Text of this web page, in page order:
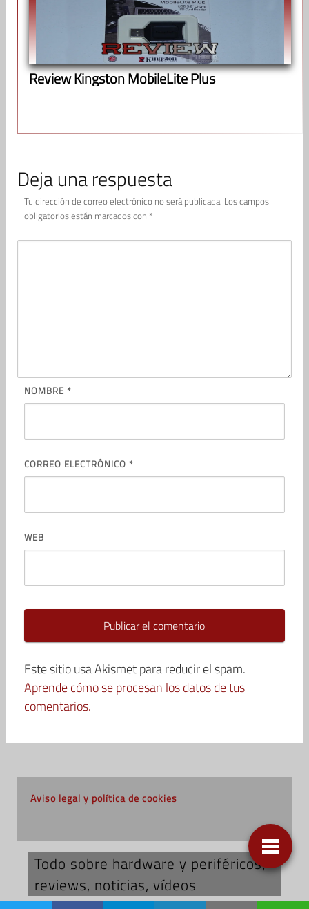
Review Kingston MobileLite Plus
Deja una respuesta
Tu dirección de correo electrónico no será publicada. Los campos
obligatorios están marcados con *
NOMBRE *
CORREO ELECTRÓNICO *
WEB
Este sitio usa Akismet para reducir el spam.
Aprende cómo se procesan los datos de tus
comentarios.
Aviso legal y política de cookies
Todo sobre hardware y periféricos;
reviews, noticias, vídeos